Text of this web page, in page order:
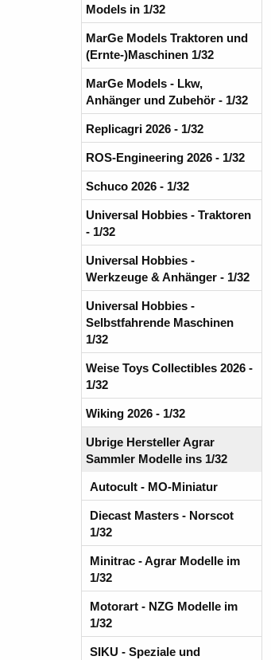
Models in 1/32
MarGe Models Traktoren und
(Ernte-)Maschinen 1/32
MarGe Models - Lkw,
Anhänger und Zubehör - 1/32
Replicagri 2026 - 1/32
ROS-Engineering 2026 - 1/32
Schuco 2026 - 1/32
Universal Hobbies - Traktoren
- 1/32
Universal Hobbies -
Werkzeuge & Anhänger - 1/32
Universal Hobbies -
Selbstfahrende Maschinen
1/32
Weise Toys Collectibles 2026 -
1/32
Wiking 2026 - 1/32
Ubrige Hersteller Agrar
Sammler Modelle ins 1/32
Autocult - MO-Miniatur
Diecast Masters - Norscot
1/32
Minitrac - Agrar Modelle im
1/32
Motorart - NZG Modelle im
1/32
SIKU - Speziale und